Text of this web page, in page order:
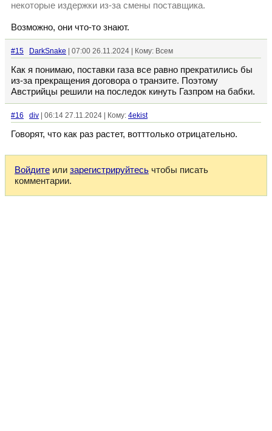
некоторые издержки из-за смены поставщика.
Возможно, они что-то знают.
#15 DarkSnake | 07:00 26.11.2024 | Кому: Всем
Как я понимаю, поставки газа все равно прекратились бы
из-за прекращения договора о транзите. Поэтому
Австрийцы решили на последок кинуть Газпром на бабки.
#16 div | 06:14 27.11.2024 | Кому: 4ekist
Говорят, что как раз растет, вотттолько отрицательно.
Войдите или зарегистрируйтесь чтобы писать
комментарии.